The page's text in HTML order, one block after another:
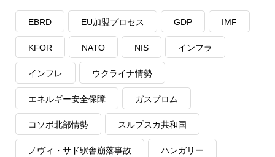
EBRD EU加盟プロセス GDP IMF
KFOR NATO NIS インフラ
インフレ ウクライナ情勢
エネルギー安全保障 ガスプロム
コソボ北部情勢 スルプスカ共和国
ノヴィ・サド駅舎崩落事故 ハンガリー